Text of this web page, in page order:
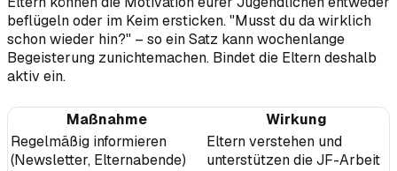
beflügeln oder im Keim ersticken. "Musst du da wirklich
schon wieder hin?" – so ein Satz kann wochenlange
Begeisterung zunichtemachen. Bindet die Eltern deshalb
aktiv ein.
Maßnahme
Wirkung
Regelmäßig informieren
(Newsletter, Elternabende)
Eltern verstehen und
unterstützen die JF-Arbeit